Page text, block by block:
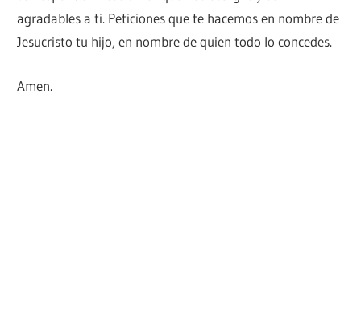
agradables a ti. Peticiones que te hacemos en nombre de
Jesucristo tu hijo, en nombre de quien todo lo concedes.
Amen.